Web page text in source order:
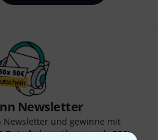
Newsletter
Newsletter und gewinne mit
Gutscheinenüber jeweils50€!